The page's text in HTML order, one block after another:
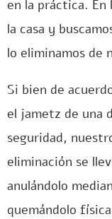
en la práctica. En
la casa y
lo eliminamos de
Si bien de
el jametz de una
seguridad,
eliminación se
anulándolo
quemándolo